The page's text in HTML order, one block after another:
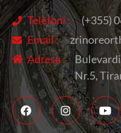
Telefoni :
(+355)
Email :
Adresa :
Nr.5,